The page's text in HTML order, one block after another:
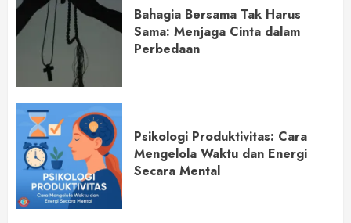
Bahagia Bersama Tak Harus
Sama: Menjaga Cinta dalam
Perbedaan
Psikologi Produktivitas: Cara
Mengelola Waktu dan Energi
Secara Mental